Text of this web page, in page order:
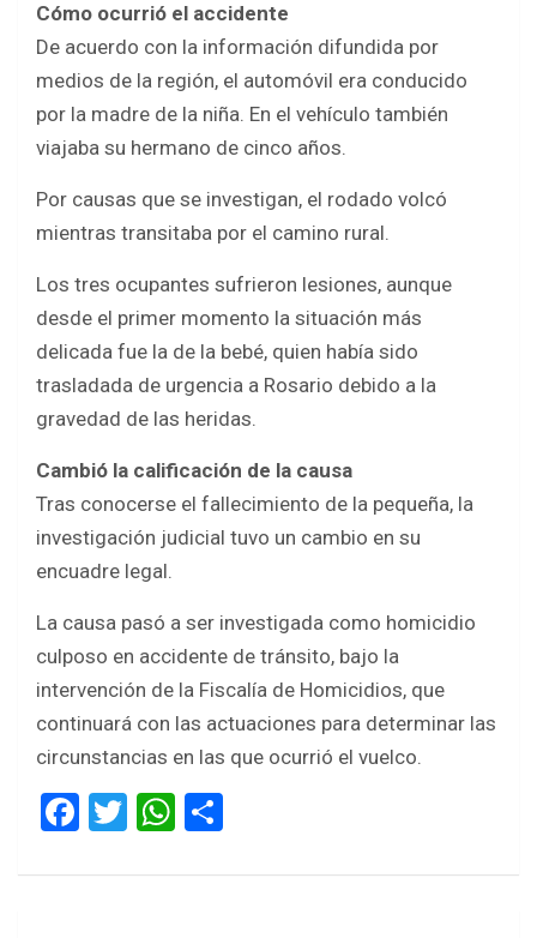
Cómo ocurrió el accidente
De acuerdo con la información difundida por
medios de la región, el automóvil era conducido
por la madre de la niña. En el vehículo también
viajaba su hermano de cinco años.
Por causas que se investigan, el rodado volcó
mientras transitaba por el camino rural.
Los tres ocupantes sufrieron lesiones, aunque
desde el primer momento la situación más
delicada fue la de la bebé, quien había sido
trasladada de urgencia a Rosario debido a la
gravedad de las heridas.
Cambió la calificación de la causa
Tras conocerse el fallecimiento de la pequeña, la
investigación judicial tuvo un cambio en su
encuadre legal.
La causa pasó a ser investigada como homicidio
culposo en accidente de tránsito, bajo la
intervención de la Fiscalía de Homicidios, que
continuará con las actuaciones para determinar las
circunstancias en las que ocurrió el vuelco.
F
ce
T
tt
W
at ar